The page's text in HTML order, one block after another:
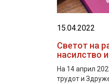
15.04.2022
Светот на
насилство
На 14 април
трудот и